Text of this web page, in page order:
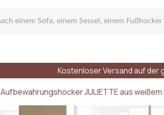
Kostenloser Versand auf der
Aufbewahrungshocker JULIETTE aus